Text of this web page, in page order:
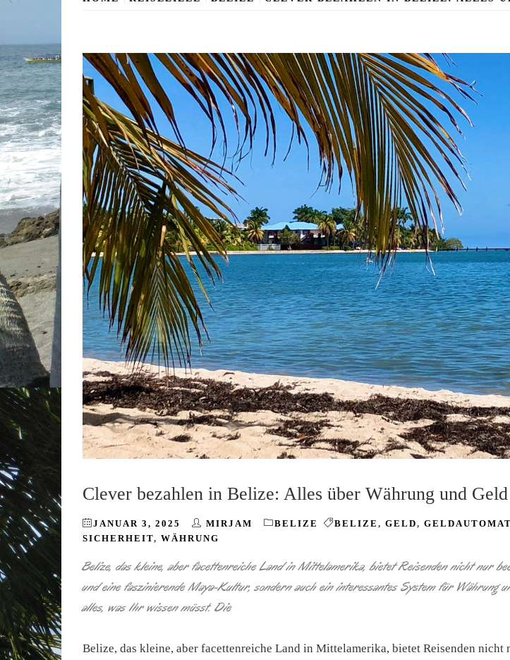
Clever bezahlen in Belize: Alles über Währung und Geld
JANUAR 3, 2025 MIRJAM BELIZE BELIZE , GELD, GELDAUTOMAT
SICHERHEIT, WÄHRUNG
Belize, das kleine, aber facettenreiche Land in Mittelamerika, bietet Reisenden nicht nur
und eine faszinierende Maya-Kultur, sondern auch ein interessantes System für Währung
alles, was Ihr wissen müsst. Die
Belize, das kleine, aber facettenreiche Land in Mittelamerika, bietet Reisenden nicht